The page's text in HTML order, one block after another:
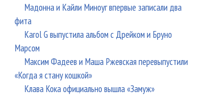
Мадонна и Кайли Миноуг впервые записали два
фита
Karol G выпустила альбом с Дрейком и Бруно
Марсом
Максим Фадеев и Маша Ржевская перевыпустили
«Когда я стану кошкой»
Клава Кока официально вышла «Замуж»